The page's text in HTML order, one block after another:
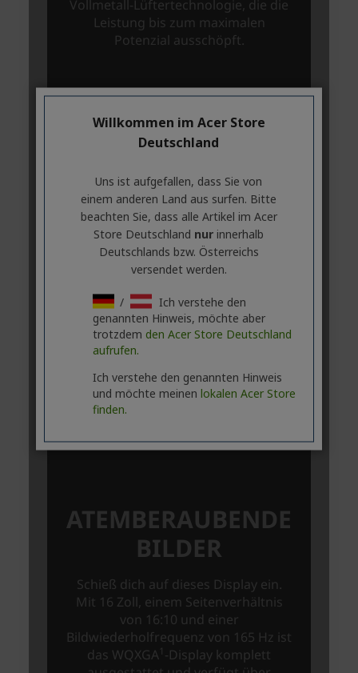
Willkommen im Acer Store
Deutschland
Uns ist aufgefallen, dass Sie von
einem anderen Land aus surfen. Bitte
beachten Sie, dass alle Artikel im Acer
Store Deutschland nur innerhalb
Deutschlands bzw. Österreichs
versendet werden.
/
Ich verstehe den
genannten Hinweis, möchte aber
trotzdem den Acer Store Deutschland
aufrufen.
Ich verstehe den genannten Hinweis
und möchte meinen lokalen Acer Store
finden.